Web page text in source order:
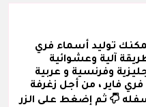
توليد أسماء فري
آلية وعشوائية
وفرنسية و عربية
فاير ، من أجل زغرفة
ثم إضغط على الزر